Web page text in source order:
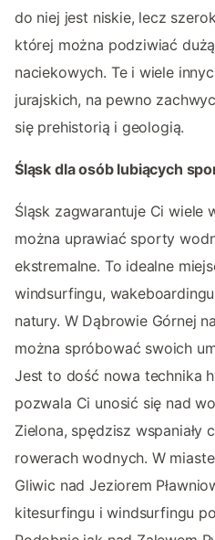
do niej jest niskie, lecz
której można podziwiać
naciekowych. Te i wiele
jurajskich, na pewno
się prehistorią i geologią.
Śląsk dla osób lubiących
Śląsk zagwarantuje Ci wiele
można uprawiać sporty
ekstremalne. To idealne
windsurfingu,
natury. W Dąbrowie Górnej
można spróbować swoich
Jest to dość nowa technika
pozwala Ci unosić się nad
Zielona, spędzisz wspaniały
rowerach wodnych. W
Gliwic nad Jeziorem
kitesurfingu i windsurfingu